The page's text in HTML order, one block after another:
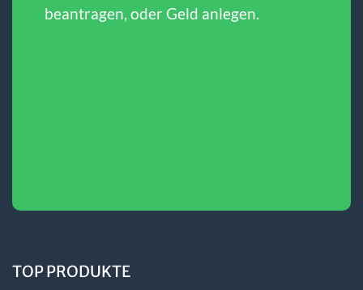
beantragen, oder Geld anlegen.
TOP PRODUKTE